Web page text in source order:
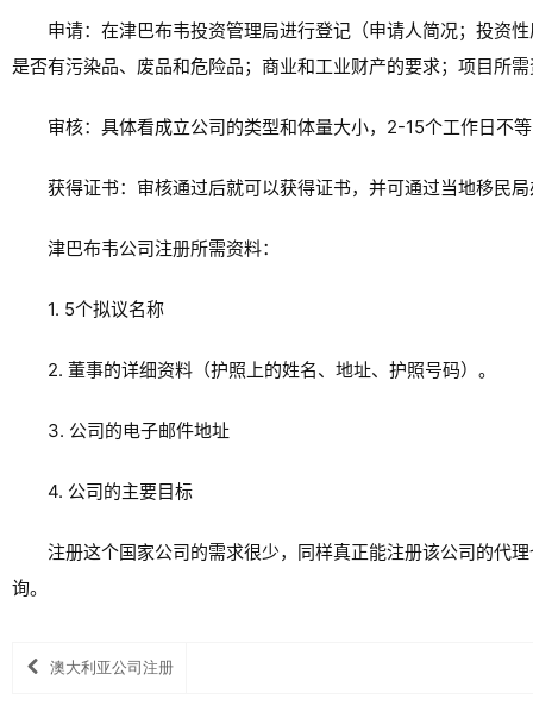
申请：在津巴布韦投资管理局进行登记（申请人简况；投资
是否有污染品、废品和危险品；商业和工业财产的要求；项目所
审核：具体看成立公司的类型和体量大小，2-15个工作日不
获得证书：审核通过后就可以获得证书，并可通过当地移民
津巴布韦公司注册所需资料：
1. 5个拟议名称
2. 董事的详细资料（护照上的姓名、地址、护照号码）。
3. 公司的电子邮件地址
4. 公司的主要目标
注册这个国家公司的需求很少，同样真正能注册该公司的代
询。
澳大利亚公司注册